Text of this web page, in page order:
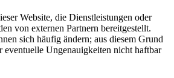
Website, die Dienstleistungen oder
von externen Partnern bereitgestellt.
sich häufig ändern; aus diesem Grund
Ungenauigkeiten nicht haftbar